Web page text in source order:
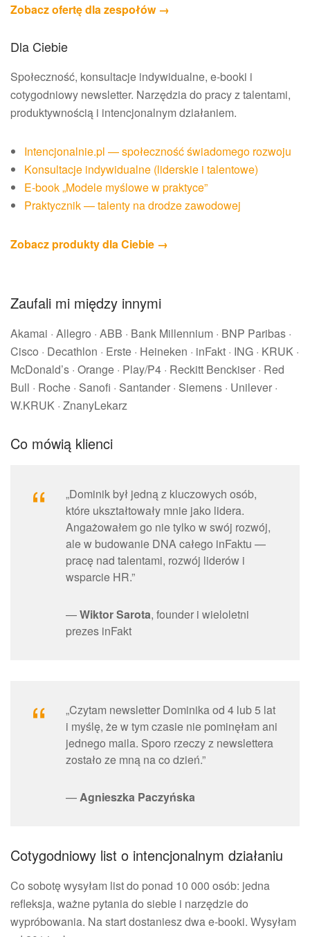
Zobacz ofertę dla zespołów →
Dla Ciebie
Społeczność, konsultacje indywidualne, e-booki i
cotygodniowy newsletter. Narzędzia do pracy z talentami,
produktywnością i intencjonalnym działaniem.
Intencjonalnie.pl — społeczność świadomego rozwoju
Konsultacje indywidualne (liderskie i talentowe)
E-book „Modele myślowe w praktyce”
Praktycznik — talenty na drodze zawodowej
Zobacz produkty dla Ciebie →
Zaufali mi między innymi
Akamai · Allegro · ABB · Bank Millennium · BNP Paribas ·
Cisco · Decathlon · Erste · Heineken · inFakt · ING · KRUK ·
McDonald’s · Orange · Play/P4 · Reckitt Benckiser · Red
Bull · Roche · Sanofi · Santander · Siemens · Unilever ·
W.KRUK · ZnanyLekarz
Co mówią klienci
„Dominik był jedną z kluczowych osób,
które ukształtowały mnie jako lidera.
Angażowałem go nie tylko w swój rozwój,
ale w budowanie DNA całego inFaktu —
pracę nad talentami, rozwój liderów i
wsparcie HR.”
—Wiktor Sarota, founder i wieloletni
prezes inFakt
„Czytam newsletter Dominika od 4 lub 5 lat
i myślę, że w tym czasie nie pominęłam ani
jednego maila. Sporo rzeczy z newslettera
zostało ze mną na co dzień.”
—Agnieszka Paczyńska
Cotygodniowy list o intencjonalnym działaniu
Co sobotę wysyłam list do ponad 10 000 osób: jedna
refleksja, ważne pytania do siebie i narzędzie do
wypróbowania. Na start dostaniesz dwa e-booki. Wysyłam